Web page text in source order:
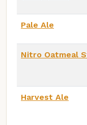
Pale Ale
Nitro Oatmeal
Harvest Ale